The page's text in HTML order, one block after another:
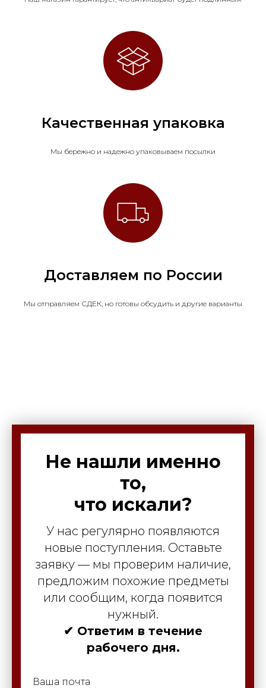
Качественная упаковка
Мы бережно и надежно упаковываем посылки
Доставляем по России
Мы отправляем СДЕК, но готовы обсудить и другие варианты
Не нашли именно
то,
что искали?
У нас регулярно появляются
новые поступления. Оставьте
заявку — мы проверим наличие,
предложим похожие предметы
или сообщим, когда появится
нужный.
✔ Ответим в течение
рабочего дня.
Ваша почта